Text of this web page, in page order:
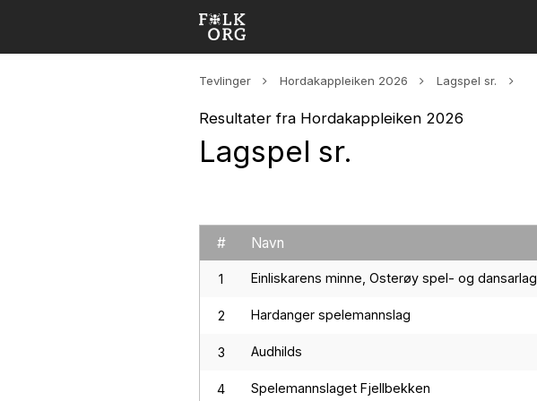
Tevlinger Hordakappleiken 2026 Lagspel sr.
Resultater fra Hordakappleiken 2026
Lagspel sr.
# Navn
1 Einliskarens minne, Osterøy spel- og dansarlag
2 Hardanger spelemannslag
3 Audhilds
4 Spelemannslaget Fjellbekken